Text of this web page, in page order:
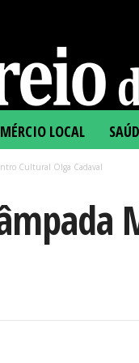
LOCAL
Cultural Olga Cadaval